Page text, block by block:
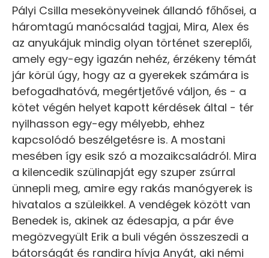
Pályi Csilla mesekönyveinek állandó főhősei, a
háromtagú manócsalád tagjai, Mira, Alex és
az anyukájuk mindig olyan történet szereplői,
amely egy-egy igazán nehéz, érzékeny témát
jár körül úgy, hogy az a gyerekek számára is
befogadhatóvá, megértjetővé váljon, és - a
kötet végén helyet kapott kérdések által - tér
nyilhasson egy-egy mélyebb, ehhez
kapcsolódó beszélgetésre is. A mostani
mesében így esik szó a mozaikcsaládról. Mira
a kilencedik szülinapját egy szuper zsúrral
ünnepli meg, amire egy rakás manógyerek is
hivatalos a szüleikkel. A vendégek között van
Benedek is, akinek az édesapja, a pár éve
megözvegyült Erik a buli végén összeszedi a
bátorságát és randira hívja Anyát, aki némi